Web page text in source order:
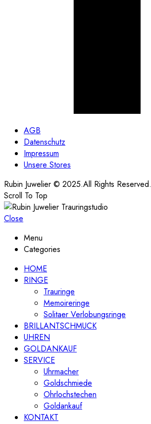
AGB
Datenschutz
Impressum
Unsere Stores
Rubin Juwelier © 2025.All Rights Reserved.
Scroll To Top
Close
Menu
Categories
HOME
RINGE
Trauringe
Memoireringe
Solitaer Verlobungsringe
BRILLANTSCHMUCK
UHREN
GOLDANKAUF
SERVICE
Uhrmacher
Goldschmiede
Ohrlochstechen
Goldankauf
KONTAKT